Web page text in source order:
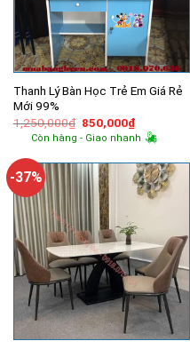
Thanh Lý Bàn Học Trẻ Em Giá Rẻ
Mới 99%
1,250,000₫ Giá
gốc
là:
850,000₫Giá
hiện
tại
850,000₫.
Còn hàng - Giao nhanh
-37%